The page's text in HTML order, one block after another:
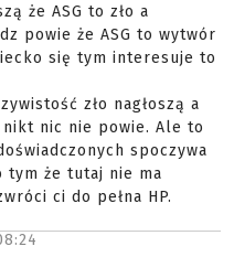
że ASG to zło a
powie że ASG to wytwór
się tym interesuje to
zło nagłoszą a
nic nie powie. Ale to
spoczywa
tym że tutaj nie ma
ci do pełna HP.